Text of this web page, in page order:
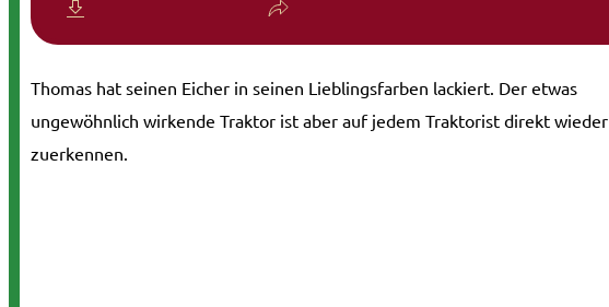
Thomas hat seinen Eicher in seinen Lieblingsfarben lackiert. Der etwas
ungewöhnlich wirkende Traktor ist aber auf jedem Traktorist direkt wieder
zuerkennen.